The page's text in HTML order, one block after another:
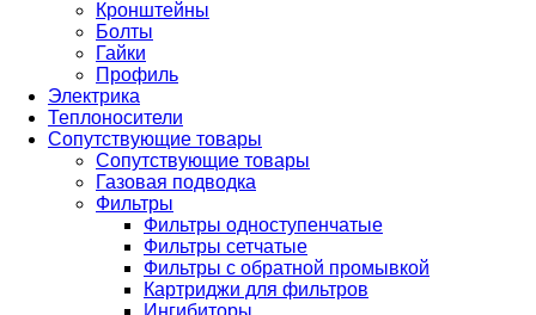
Кронштейны
Болты
Гайки
Профиль
Электрика
Теплоносители
Сопутствующие товары
Сопутствующие товары
Газовая подводка
Фильтры
Фильтры одноступенчатые
Фильтры сетчатые
Фильтры с обратной промывкой
Картриджи для фильтров